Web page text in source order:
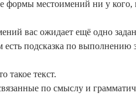
местоимений ни у кого,
вас ожидает ещё одно
подсказка по выполнению
такое текст.
по смыслу и